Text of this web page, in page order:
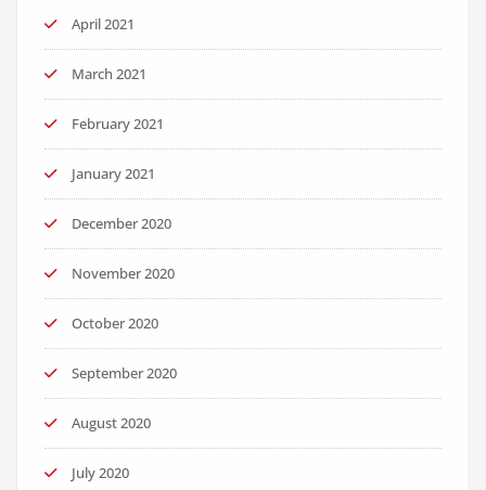
April 2021
March 2021
February 2021
January 2021
December 2020
November 2020
October 2020
September 2020
August 2020
July 2020